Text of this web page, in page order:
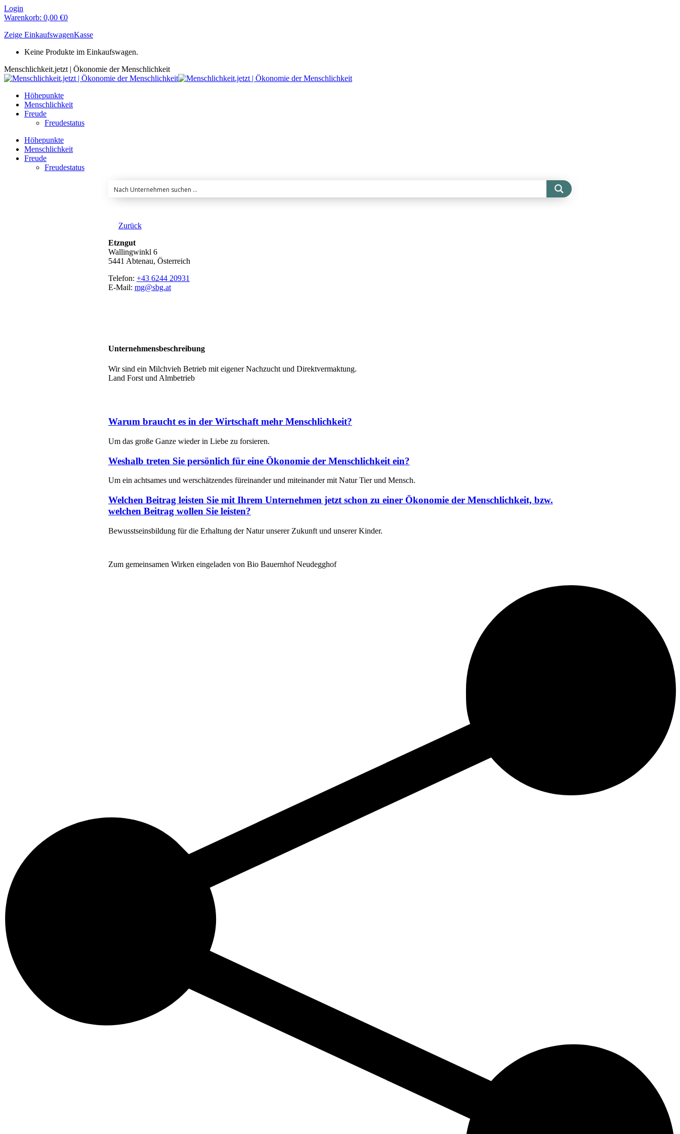
Zum
Inhalt
Login
Warenkorb: 0,00 €0
Zeige EinkaufswagenKasse
Keine Produkte im Einkaufswagen.
Menschlichkeit.jetzt | Ökonomie der Menschlichkeit
Höhepunkte
Menschlichkeit
Freude
Freudestatus
Höhepunkte
Menschlichkeit
Freude
Freudestatus
Zurück
Etzngut
Wallingwinkl 6
5441 Abtenau, Österreich
Telefon: +43 6244 20931
E-Mail: mg@sbg.at
Unternehmensbeschreibung
Wir sind ein Milchvieh Betrieb mit eigener Nachzucht und Direktvermaktung.
Land Forst und Almbetrieb
Warum braucht es in der Wirtschaft mehr Menschlichkeit?
Um das große Ganze wieder in Liebe zu forsieren.
Weshalb treten Sie persönlich für eine Ökonomie der Menschlichkeit ein?
Um ein achtsames und werschätzendes füreinander und miteinander mit Natur Tier und Mensch.
Welchen Beitrag leisten Sie mit Ihrem Unternehmen jetzt schon zu einer Ökonomie der Menschlichkeit, bzw.
welchen Beitrag wollen Sie leisten?
Bewusstseinsbildung für die Erhaltung der Natur unserer Zukunft und unserer Kinder.
Zum gemeinsamen Wirken eingeladen von Bio Bauernhof Neudegghof